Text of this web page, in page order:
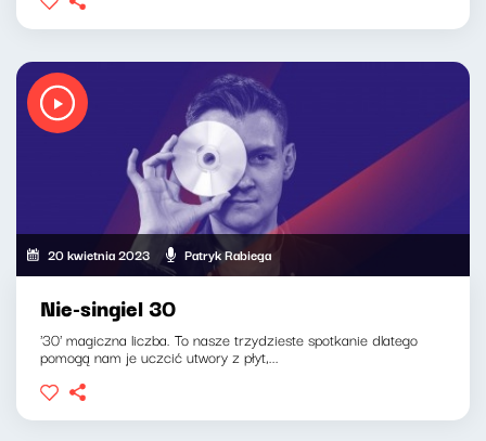
20 kwietnia 2023 Patryk Rabiega
Nie-singiel 30
'30' magiczna liczba. To nasze trzydzieste spotkanie dlatego
pomogą nam je uczcić utwory z płyt,...